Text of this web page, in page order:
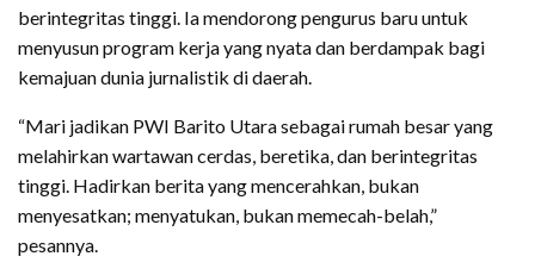
berintegritas tinggi. Ia mendorong pengurus baru untuk
menyusun program kerja yang nyata dan berdampak bagi
kemajuan dunia jurnalistik di daerah.
“Mari jadikan PWI Barito Utara sebagai rumah besar yang
melahirkan wartawan cerdas, beretika, dan berintegritas
tinggi. Hadirkan berita yang mencerahkan, bukan
menyesatkan; menyatukan, bukan memecah-belah,”
pesannya.